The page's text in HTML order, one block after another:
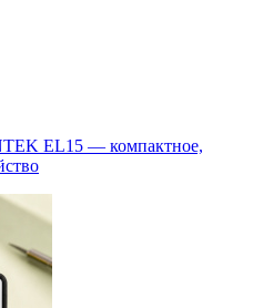
EL15 — компактное,